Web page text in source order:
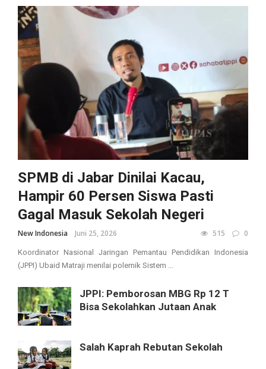
SPMB di Jabar Dinilai Kacau,
Hampir 60 Persen Siswa Pasti
Gagal Masuk Sekolah Negeri
New Indonesia Juni 25, 2026 515 0
Koordinator Nasional Jaringan Pemantau Pendidikan Indonesia
(JPPI) Ubaid Matraji menilai polemik Sistem ...
JPPI: Pemborosan MBG Rp 12 T
Bisa Sekolahkan Jutaan Anak
Salah Kaprah Rebutan Sekolah